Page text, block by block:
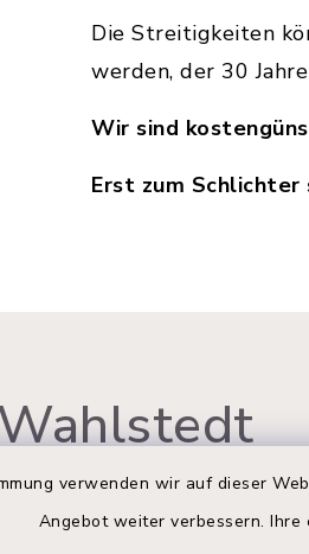
verwenden wir auf dieser
Angebot weiter verbessern.
Die Streitigkeiten
werden, der 30
Wir sind
Erst zum